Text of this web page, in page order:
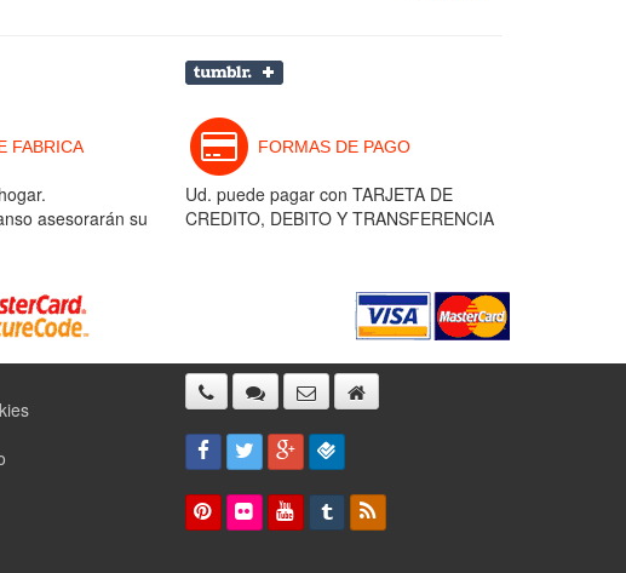
FABRICA
asesorarán su
FORMAS DE PAGO
Ud. puede pagar con TARJETA DE
CREDITO, DEBITO Y TRANSFERENCIA